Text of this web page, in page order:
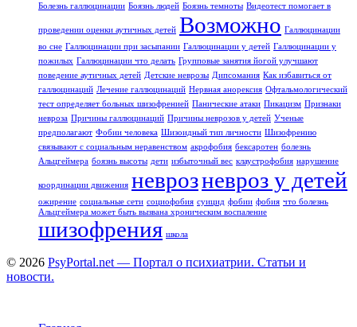
Болезнь галлюцинации Боязнь людей Боязнь темноты Видеотест помогает в
проведении оценки аутичных детей Возможно Галлюцинации
во сне Галлюцинации при засыпании Галлюцинации у детей Галлюцинации у
пожилых Галлюцинации что делать Групповые занятия йогой улучшают
поведение аутичных детей Детские неврозы Дипсомания Как избавиться от
галлюцинаций Лечение галлюцинаций Нервная анорексия Офтальмологический
тест определяет больных шизофренией Панические атаки Пикацизм Признаки
невроза Причины галлюцинаций Причины неврозов у детей Ученые
предполагают Фобии человека Шизоидный тип личности Шизофрению
связывают с социальным неравенством акрофобия бексаротен болезнь
Альцгеймера боязнь высоты дети избыточный вес клаустрофобия нарушение
координации движения неврозневроз у детей
ожирение социальные сети социофобия суицид фобии фобия что болезнь
Альцгеймера может быть вызвана хроническим воспаление
шизофрения школа
© 2026 PsyPortal.net — Портал о психиатрии. Статьи и
новости.